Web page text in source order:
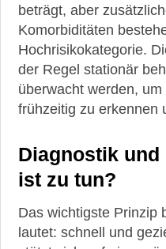
beträgt, aber
Komorbiditäten
Hochrisikokategorie.
der Regel stationär
überwacht werden,
frühzeitig zu erkennen
Diagnostik und
ist zu tun?
Das wichtigste Prinzip
lautet: schnell und